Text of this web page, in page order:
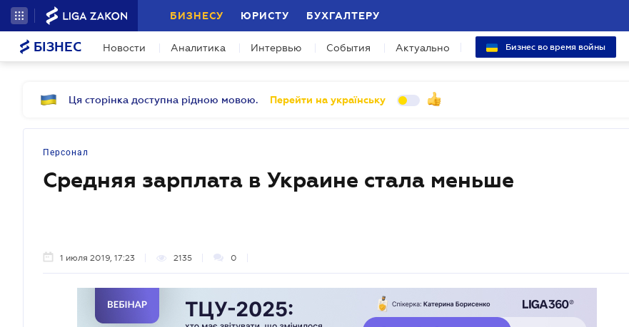
БИЗНЕСУ ЮРИСТУ БУХГАЛТЕРУ
БІЗНЕС Новости Аналитика Интервью События Актуально Бизнес во время войны
Ця сторінка доступна рідною мовою. Перейти на українську
Персонал
Средняя зарплата в Украине стала меньше
1 июля 2019, 17:23 2135 0